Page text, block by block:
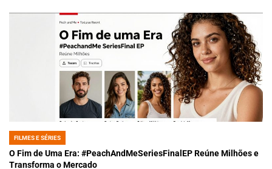
POSTED
IN
FILMES E SÉRIES
O Fim de Uma Era: #PeachAndMeSeriesFinalEP Reúne Milhões e
Transforma o Mercado